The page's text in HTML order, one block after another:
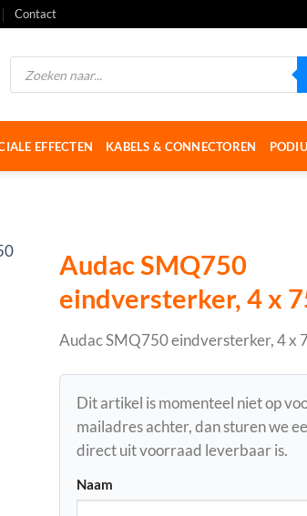
Contact
Producten
zoeken
EFFECTEN KABELS & CONNECTOREN
Audac SMQ750
eindversterker, 4 x
Audac SMQ750 eindversterker, 4 x
Dit artikel is momenteel niet op
mailadres achter, dan sturen we
direct uit voorraad leverbaar is.
Naam